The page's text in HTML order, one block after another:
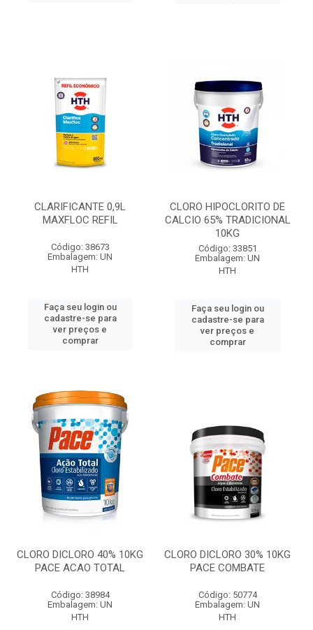
CLARIFICANTE 0,9L
MAXFLOC REFIL
Código: 38673
Embalagem: UN
HTH
Faça seu login ou
cadastre-se para
ver preços e
comprar
CLORO HIPOCLORITO DE
CALCIO 65% TRADICIONAL
10KG
Código: 33851
Embalagem: UN
HTH
Faça seu login ou
cadastre-se para
ver preços e
comprar
CLORO DICLORO 40% 10KG
PACE ACAO TOTAL
Código: 38984
Embalagem: UN
HTH
CLORO DICLORO 30% 10KG
PACE COMBATE
Código: 50774
Embalagem: UN
HTH